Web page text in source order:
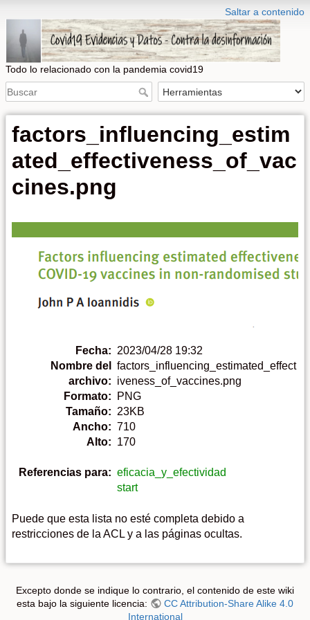
Saltar a contenido
Todo lo relacionado con la pandemia covid19
factors_influencing_estim
ated_effectiveness_of_vac
cines.png
Fecha: 2023/04/28 19:32
Nombre del
archivo:
factors_influencing_estimated_effect
iveness_of_vaccines.png
Formato:
PNG
Tamaño: 23KB
Ancho: 710
Alto: 170
Referencias para: eficacia_y_efectividad
start
Puede que esta lista no esté completa debido a
restricciones de la ACL y a las páginas ocultas.
Excepto donde se indique lo contrario, el contenido de este wiki
esta bajo la siguiente licencia:
CC Attribution-Share Alike 4.0
International